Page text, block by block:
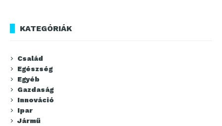
KATEGÓRIÁK
Család
Egészség
Egyéb
Gazdaság
Innováció
Ipar
Jármű